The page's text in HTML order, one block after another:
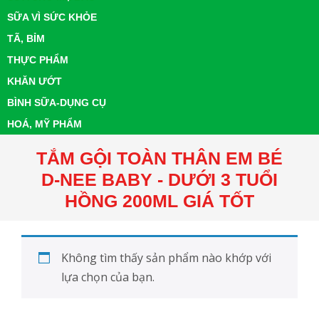
SỮA VÌ SỨC KHỎE
TÃ, BỈM
THỰC PHẨM
KHĂN ƯỚT
BÌNH SỮA-DỤNG CỤ
HOÁ, MỸ PHẨM
TẮM GỘI TOÀN THÂN EM BÉ
D-NEE BABY - DƯỚI 3 TUỔI
HỒNG 200ML GIÁ TỐT
Không tìm thấy sản phẩm nào khớp với
lựa chọn của bạn.